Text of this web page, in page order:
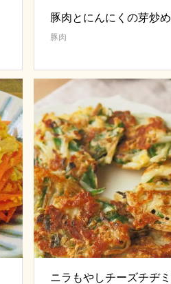
豚肉とにんにくの芽炒め
豚肉
ニラもやしチーズチヂミ